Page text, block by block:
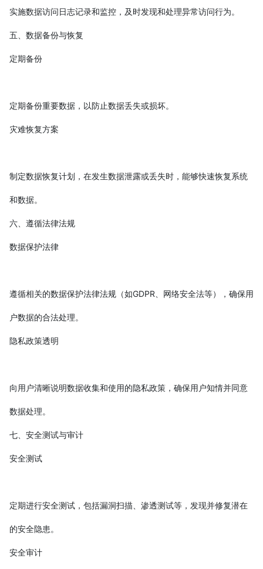
实施数据访问日志记录和监控，及时发现和处理异常访问行为。
五、数据备份与恢复
定期备份
定期备份重要数据，以防止数据丢失或损坏。
灾难恢复方案
制定数据恢复计划，在发生数据泄露或丢失时，能够快速恢复系统
和数据。
六、遵循法律法规
数据保护法律
遵循相关的数据保护法律法规（如GDPR、网络安全法等），确保用
户数据的合法处理。
隐私政策透明
向用户清晰说明数据收集和使用的隐私政策，确保用户知情并同意
数据处理。
七、安全测试与审计
安全测试
定期进行安全测试，包括漏洞扫描、渗透测试等，发现并修复潜在
的安全隐患。
安全审计